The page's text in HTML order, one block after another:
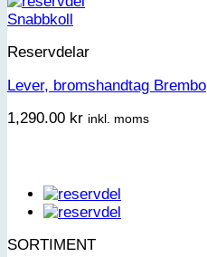
2,090.00 kr.
Snabbkoll
Reservdelar
Lever, bromshandtag Brembo
1,290.00 kr inkl. moms
SORTIMENT